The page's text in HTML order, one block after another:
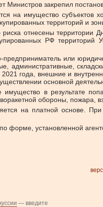
Министров закрепил
на имущество
территорий и
отнесены территории
РФ
или
административные,
2021 года, внешние и
основной
в результате
обороны, пожара,
на платной основе.
форме, установленной
— введите